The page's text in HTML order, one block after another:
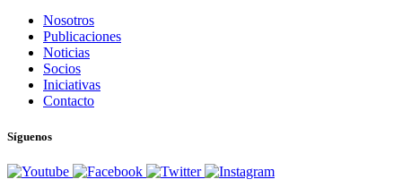
Nosotros
Publicaciones
Noticias
Socios
Iniciativas
Contacto
Síguenos